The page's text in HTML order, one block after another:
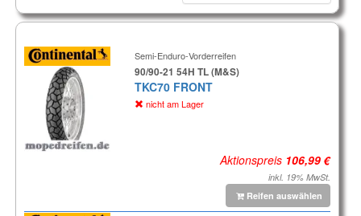
Semi-Enduro-Vorderreifen
90/90-21 54H TL (M&S)
TKC70 FRONT
nicht am Lager
Aktionspreis
inkl. 19% MwSt.
Reifen auswählen